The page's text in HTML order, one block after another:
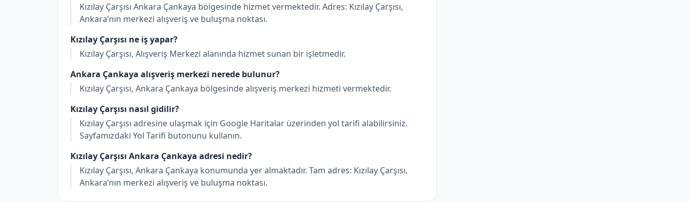
Kızılay Çarşısı Ankara Çankaya bölgesinde hizmet vermektedir. Adres: Kızılay Çarşısı,
Ankara’nın merkezi alışveriş ve buluşma noktası.
Kızılay Çarşısı ne iş yapar?
Kızılay Çarşısı, Alışveriş Merkezi alanında hizmet sunan bir işletmedir.
Ankara Çankaya alışveriş merkezi nerede bulunur?
Kızılay Çarşısı, Ankara Çankaya bölgesinde alışveriş merkezi hizmeti vermektedir.
Kızılay Çarşısı nasıl gidilir?
Kızılay Çarşısı adresine ulaşmak için Google Haritalar üzerinden yol tarifi alabilirsiniz.
Sayfamızdaki Yol Tarifi butonunu kullanın.
Kızılay Çarşısı Ankara Çankaya adresi nedir?
Kızılay Çarşısı, Ankara Çankaya konumunda yer almaktadır. Tam adres: Kızılay Çarşısı,
Ankara’nın merkezi alışveriş ve buluşma noktası.